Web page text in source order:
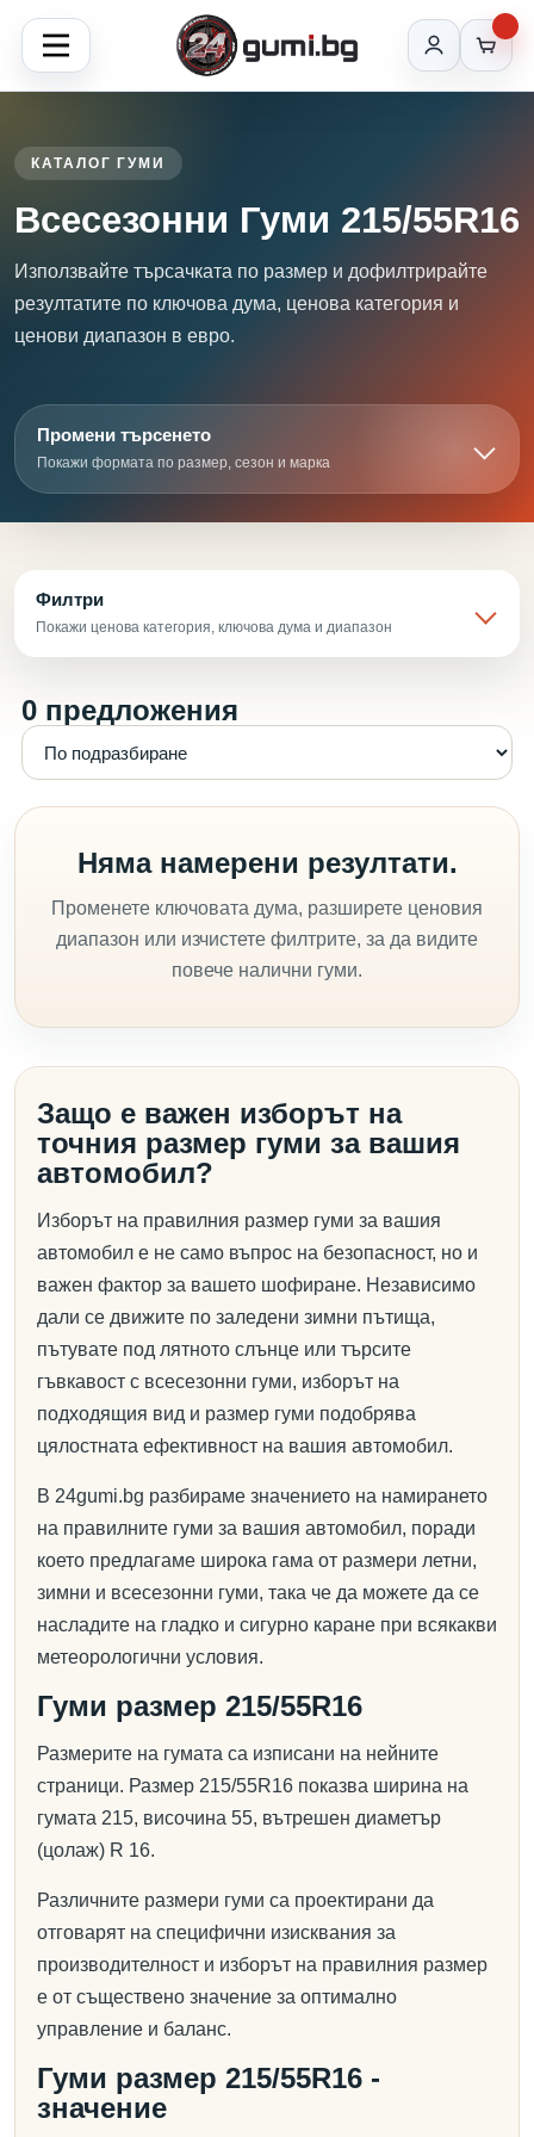
КАТАЛОГ ГУМИ
Всесезонни Гуми 215/55R16
Използвайте търсачката по размер и дофилтрирайте
резултатите по ключова дума, ценова категория и
ценови диапазон в евро.
Промени търсенето
Покажи формата по размер, сезон и марка
Филтри
Покажи ценова категория, ключова дума и диапазон
0 предложения
Няма намерени резултати.
Променете ключовата дума, разширете ценовия
диапазон или изчистете филтрите, за да видите
повече налични гуми.
Защо е важен изборът на
точния размер гуми за вашия
автомобил?
Изборът на правилния размер гуми за вашия
автомобил е не само въпрос на безопасност, но и
важен фактор за вашето шофиране. Независимо
дали се движите по заледени зимни пътища,
пътувате под лятното слънце или търсите
гъвкавост с всесезонни гуми, изборът на
подходящия вид и размер гуми подобрява
цялостната ефективност на вашия автомобил.
В 24gumi.bg разбираме значението на намирането
на правилните гуми за вашия автомобил, поради
което предлагаме широка гама от размери летни,
зимни и всесезонни гуми, така че да можете да се
насладите на гладко и сигурно каране при всякакви
метеорологични условия.
Гуми размер 215/55R16
Размерите на гумата са изписани на нейните
страници. Размер 215/55R16 показва ширина на
гумата 215, височина 55, вътрешен диаметър
(цолаж) R 16.
Различните размери гуми са проектирани да
отговарят на специфични изисквания за
производителност и изборът на правилния размер
е от съществено значение за оптимално
управление и баланс.
Гуми размер 215/55R16 -
значение